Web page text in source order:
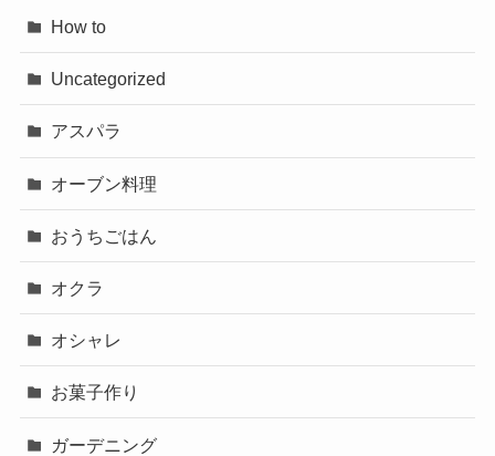
How to
Uncategorized
アスパラ
オーブン料理
おうちごはん
オクラ
オシャレ
お菓子作り
ガーデニング